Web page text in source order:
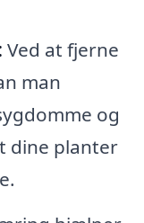
Ved at fjerne
man
og
dine planter